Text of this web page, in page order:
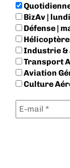
BizAv | lundi
Défense |
Industrie &
Transport
Aviation
Culture